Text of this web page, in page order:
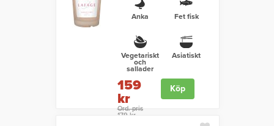
Anka Fet fisk
Vegetariskt
och
sallader
Asiatiskt
159
kr
Ord. pris
179 kr
Köp